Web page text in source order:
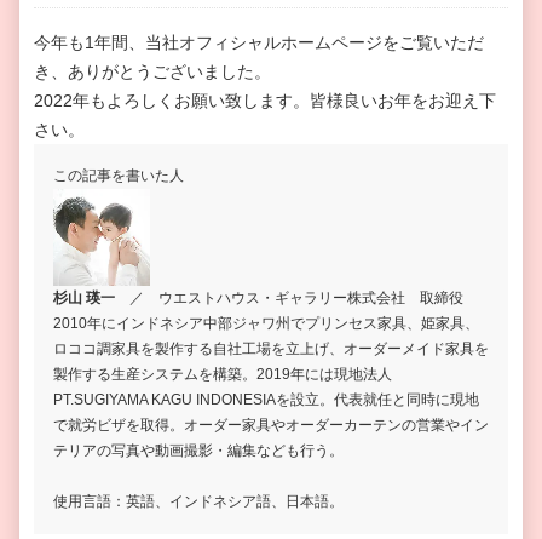
今年も1年間、当社オフィシャルホームページをご覧いただ
き、ありがとうございました。
2022年もよろしくお願い致します。皆様良いお年をお迎え下
さい。
この記事を書いた人
杉山 瑛一 ／ ウエストハウス・ギャラリー株式会社 取締役
2010年にインドネシア中部ジャワ州でプリンセス家具、姫家具、
ロココ調家具を製作する自社工場を立上げ、オーダーメイド家具を
製作する生産システムを構築。2019年には現地法人
PT.SUGIYAMA KAGU INDONESIAを設立。代表就任と同時に現地
で就労ビザを取得。オーダー家具やオーダーカーテンの営業やイン
テリアの写真や動画撮影・編集なども行う。
使用言語：英語、インドネシア語、日本語。